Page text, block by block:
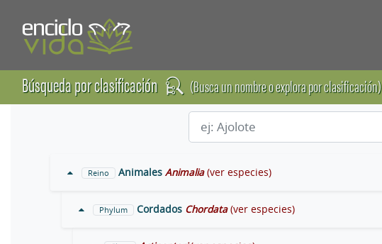
Búsqueda por clasificación (Busca un nombre o explora por clasificación)
Reino Animales Animalia (ver especies)
Phylum Cordados Chordata (ver especies)